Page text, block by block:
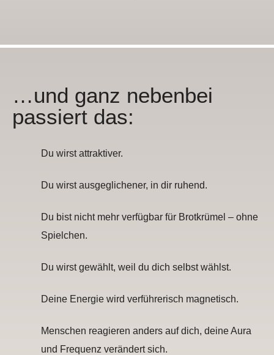
…und ganz nebenbei
passiert das:
Du wirst attraktiver.
Du wirst ausgeglichener, in dir ruhend.
Du bist nicht mehr verfügbar für Brotkrümel – ohne
Spielchen.
Du wirst gewählt, weil du dich selbst wählst.
Deine Energie wird verführerisch magnetisch.
Menschen reagieren anders auf dich, deine Aura
und Frequenz verändert sich.